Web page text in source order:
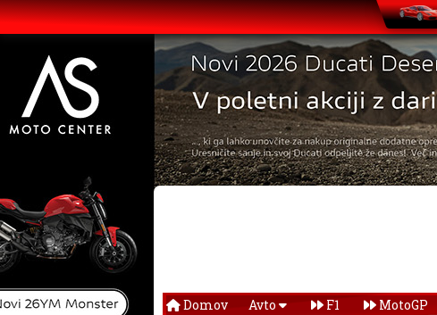
Domov Avto F1 MotoGP